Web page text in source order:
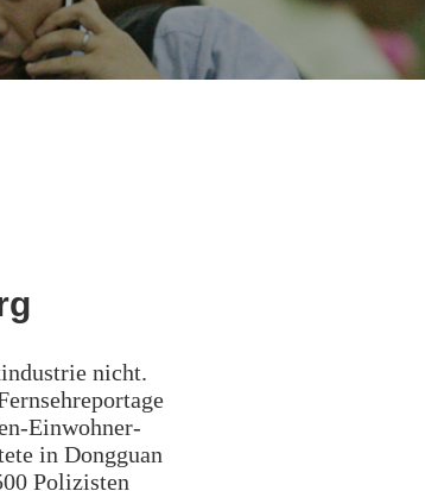
nicht.
Einwohner-
in Dongguan
Polizisten